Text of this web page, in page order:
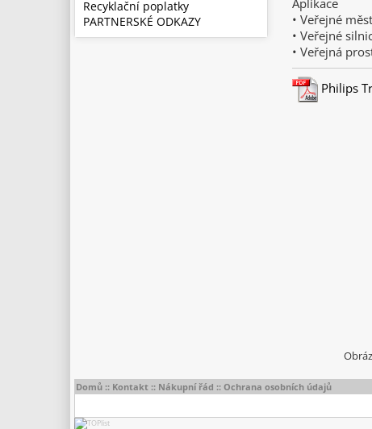
Aplikace
• Veřejné
• Veřejné
• Veřejná
Philips
Recyklační poplatky
PARTNERSKÉ ODKAZY
Domů :: Kontakt :: Nákupní řád :: Ochrana osobních údajů